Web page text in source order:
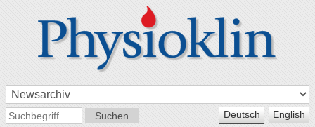
Deutsch English